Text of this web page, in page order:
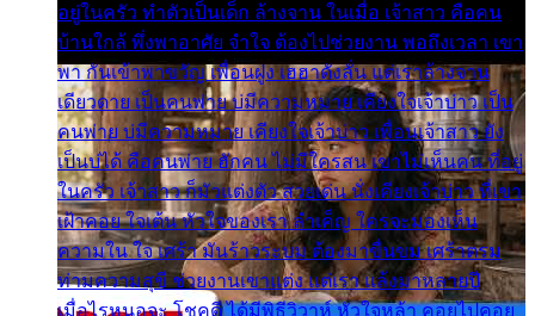
อยู่ในครัว ทำตัวเป็นเด็ก ล้างจาน ในเมื่อ เจ้าสาว คือคน
บ้านใกล้ พึ่งพาอาศัย จำใจ ต้องไปช่วยงาน พอถึงเวลา เขา
พา กันเข้าพาขวัญ เพื่อนฝูง เฮฮาดังลั่น แต่เราล้างจาน
เดียวดาย เป็นคนพ่าย บ่มีความหมาย เคียงใจเจ้าบ่าว เป็น
คนพ่าย บ่มีความหมาย เคียงใจเจ้าบ่าว เพื่อนเจ้าสาว ยัง
เป็นบ่ได้ คือคนพ่าย ฮักคน ไม่มีใครสน เขาไม่เห็นคน ที่อยู่
ในครัว เจ้าสาว ก็มัวแต่งตัว สวยเด่น นั่งเคียงเจ้าบ่าว ที่เขา
เฝ้าคอย ใจเต้น หัวใจของเรา ลำเค็ญ ใครจะมองเห็น
ความใน ใจ เศร้า มันร้าวระบม ต้องมาขื่นขม เศร้าตรม
ท่ามความสุขี ช่วยงานเขาแต่ง แต่เรา แล้งมาหลายปี
เมื่อไรหนอจะ โชคดี ได้มีพิธีวิวาห์ หัวใจหล้า คอยไปคอย